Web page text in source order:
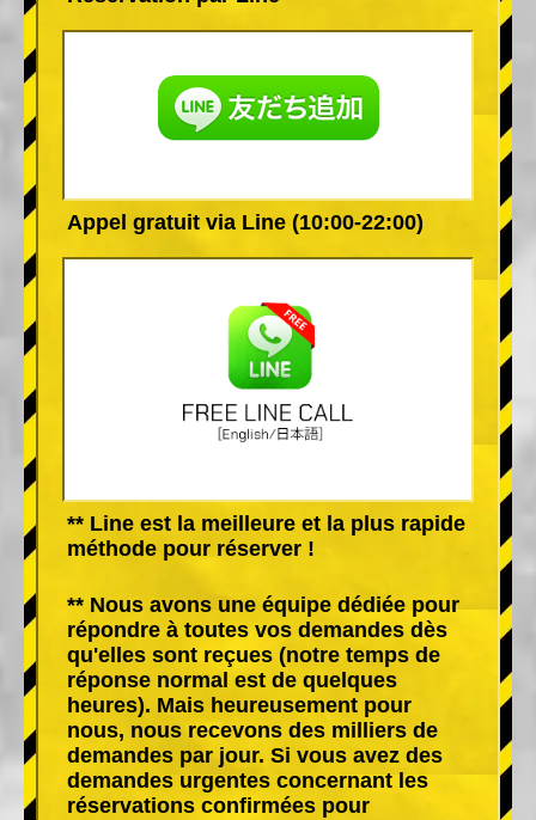
Appel gratuit via Line (10:00-22:00)
** Line est la meilleure et la plus rapide
méthode pour réserver !
** Nous avons une équipe dédiée pour
répondre à toutes vos demandes dès
qu'elles sont reçues (notre temps de
réponse normal est de quelques
heures). Mais heureusement pour
nous, nous recevons des milliers de
demandes par jour. Si vous avez des
demandes urgentes concernant les
réservations confirmées pour